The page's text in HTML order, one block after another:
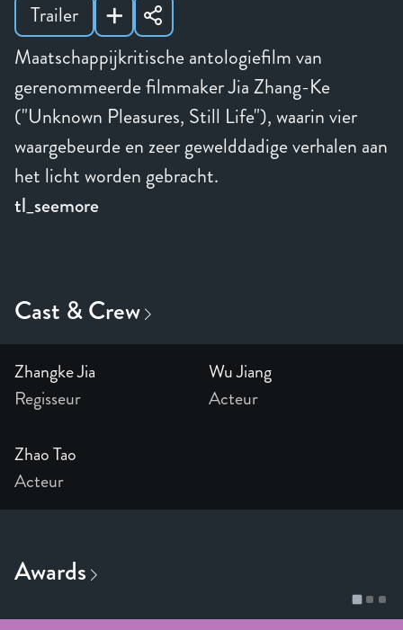
Maatschappijkritische antologiefilm van
gerenommeerde filmmaker Jia Zhang-Ke
("Unknown Pleasures, Still Life"), waarin vier
waargebeurde en zeer gewelddadige verhalen aan
het licht worden gebracht.
tl_seemore
Trailer
Zhangke Jia
Regisseur
Wu Jiang
Acteur
Zhao Tao
Acteur